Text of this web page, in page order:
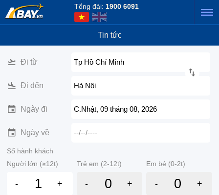
Tổng đài: 1900 6091
Tin tức
Đi từ Tp Hồ Chí Minh
Đi đến Hà Nội
Ngày đi C.Nhật, 09 tháng 08, 2026
Ngày về --/--/----
Số hành khách
Người lớn (≥12t)
Trẻ em (2-12t) Em bé (0-2t)
- + - + - +